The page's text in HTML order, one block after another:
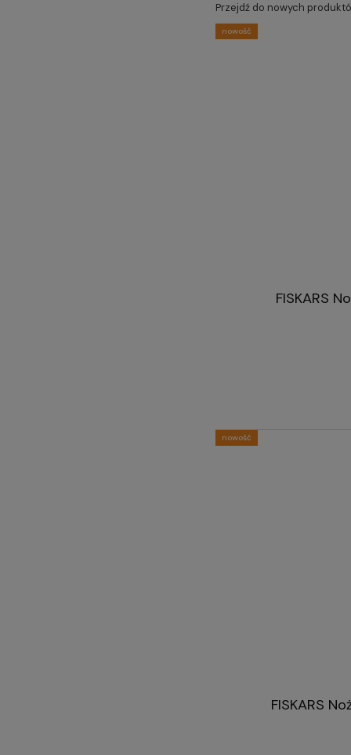
Przejdź do nowych
FISKARS
nowość
FISKARS
nowość